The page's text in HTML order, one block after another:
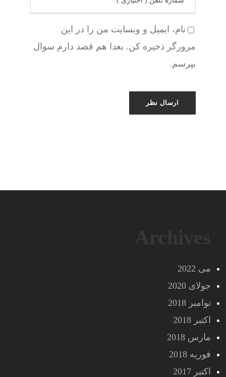
نام، ایمیل و وبسایت من را در این
مرورگر ذخیره کن. بعدا هم قصد دارم سوال
بپرسم.
می 2022
جولای 2020
نوامبر 2018
اکتبر 2018
مارس 2018
فوریه 2018
اکتبر 2017